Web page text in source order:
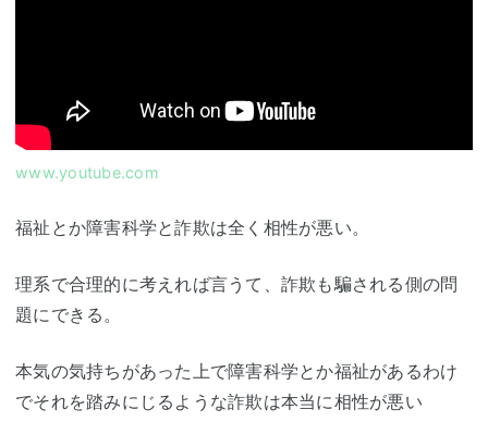
www.youtube.com
福祉とか障害科学と詐欺は全く相性が悪い。
理系で合理的に考えれば言うて、詐欺も騙される側の問
題にできる。
本気の気持ちがあった上で障害科学とか福祉があるわけ
でそれを踏みにじるような詐欺は本当に相性が悪い